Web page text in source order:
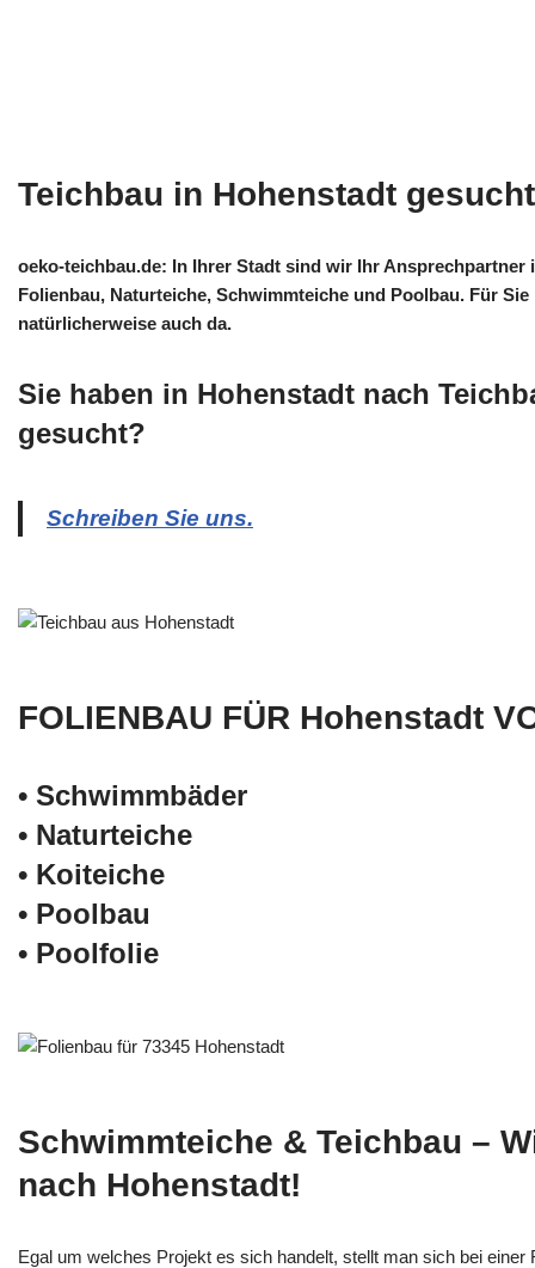
Teichbau in Hohenstadt
oeko-teichbau.de: In Ihrer Stadt sind wir Ihr Ansprechpartner
Folienbau, Naturteiche, Schwimmteiche und Poolbau. Für
natürlicherweise auch da.
Sie haben in Hohenstadt nach
gesucht?
Schreiben Sie uns.
FOLIENBAU FÜR Hohenstadt
• Schwimm­bäder
• Naturteiche
• Koiteiche
• Poolbau
• Poolfolie
Schwimmteiche & Teichbau –
nach Hohenstadt!
Egal um welches Projekt es sich handelt, stellt man sich bei einer